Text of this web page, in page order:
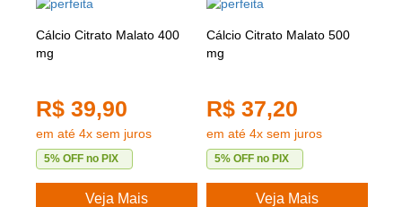
Cálcio Citrato Malato 400
mg
R$ 39,90
em até 4x sem juros
5% OFF no PIX
Veja Mais
Cálcio Citrato Malato 500
mg
R$ 37,20
em até 4x sem juros
5% OFF no PIX
Veja Mais